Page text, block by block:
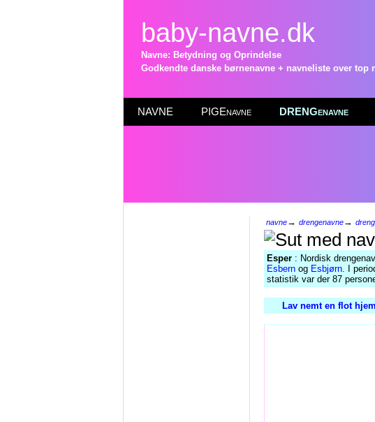
baby-navne.dk
Navne: Betydning og Oprindelse
Godkendte danske børnenavne + navneliste over
NAVNE PIGEnavne DRENGenavne
navne→ drengenavne→
Esper : Nordisk
Esbern og Esbjørn. I
statistik var der 87
Lav nemt en flot